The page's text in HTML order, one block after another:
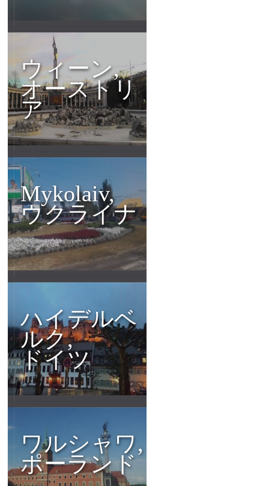
ウィーン,
オーストリ
ア
Mykolaiv,
ウクライナ
ハイデルベ
ルク,
ドイツ
ワルシャワ,
ポーランド